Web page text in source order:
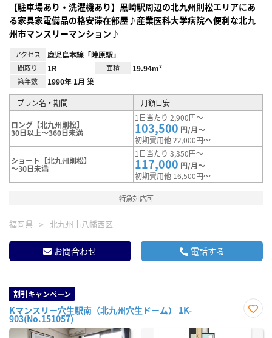
【駐車場あり・洗濯機あり】黒崎駅周辺の北九州則松エリアにあ
る家具家電備品の格安滞在部屋♪産業医科大学病院へ便利な北九
州市マンスリーマンション♪
アクセス 鹿児島本線「陣原駅」
間取り 1R 面積 19.94m²
築年数 1990年 1月 築
プラン名・期間 月額目安
ロング【北九州則松】
30日以上～360日未満
1日当たり 2,900円～
103,500 円/月～
初期費用他 22,000円～
ショート【北九州則松】
～30日未満
1日当たり 3,350円～
117,000 円/月～
初期費用他 16,500円～
特急対応可
福岡県 北九州市八幡西区
お問合わせ 電話する
割引キャンペーン
Kマンスリー穴生駅南（北九州穴生ドーム） 1K-
903(No.151057)
に入